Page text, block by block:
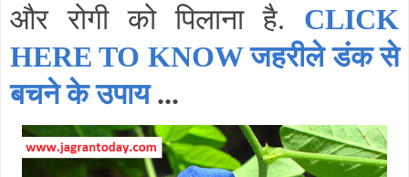
और रोगी को पिलाना है. CLICK
HERE TO KNOW जहरीले डंक से
बचने के उपाय...